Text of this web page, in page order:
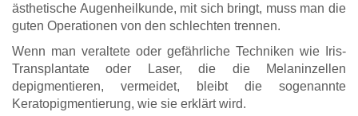
ästhetische Augenheilkunde, mit sich bringt, muss man die
guten Operationen von den schlechten trennen.
Wenn man veraltete oder gefährliche Techniken wie Iris-
Transplantate oder Laser, die die Melaninzellen
depigmentieren, vermeidet, bleibt die sogenannte
Keratopigmentierung, wie sie erklärt wird.